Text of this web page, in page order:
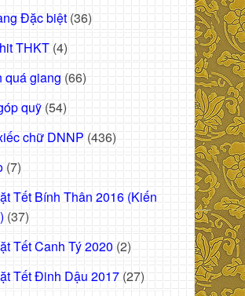
Đặc biệt (36)
THKT (4)
quá giang (66)
quỹ (54)
chữ DNNP (436)
(7)
Tết Bính Thân 2016 (Kiến
(37)
Tết Canh Tý 2020 (2)
Tết Đinh Dậu 2017 (27)